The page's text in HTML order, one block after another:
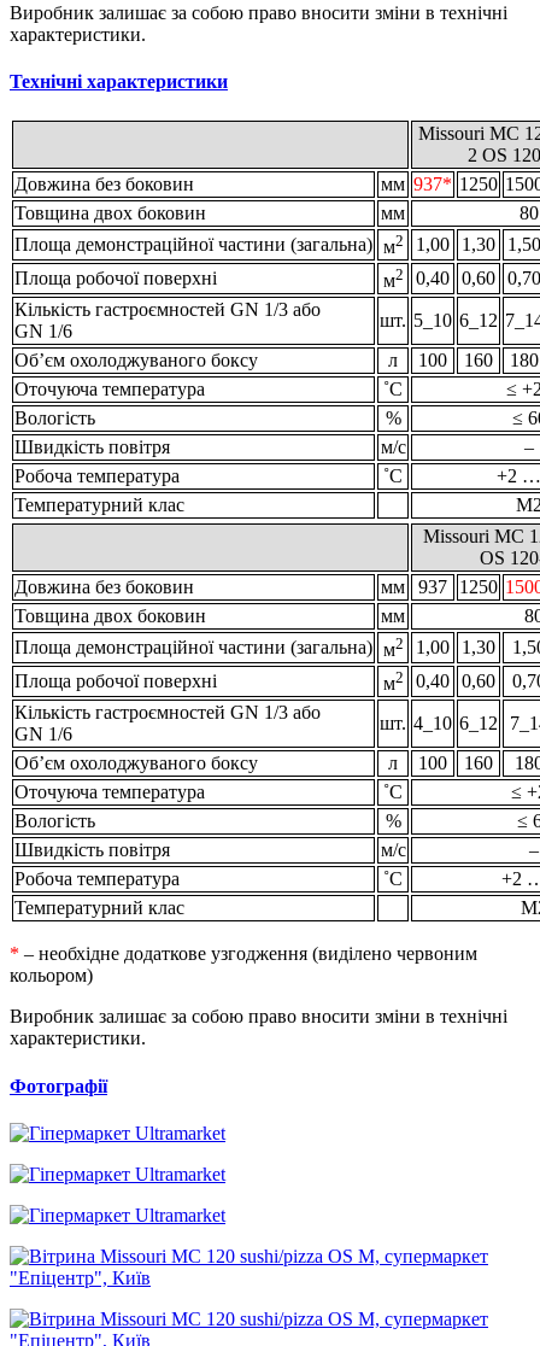
Виробник залишає за собою право вносити зміни в технічні
характеристики.
Технічні характеристики
Missouri MC
2 OS
Довжина без боковин
мм 937* 1250
Товщина двох боковин
мм
80
Площа демонстраційної частини (загальна) м2 1,00 1,30
1,50
Площа робочої поверхні
м2 0,40 0,60 0,70
Кількість гастроємностей GN 1/3 або
GN 1/6
шт. 5_10 6_12
Об’єм охолоджуваного боксу
л 100 160
180
Оточуюча температура
˚С
≤
Вологість
%
≤
Швидкість повітря
м/с
–
Робоча температура
˚С
+2
Температурний клас
Missouri MC
OS
Довжина без боковин
мм 937 1250
Товщина двох боковин
мм
Площа демонстраційної частини (загальна) м2 1,00 1,30
Площа робочої поверхні
м2 0,40 0,60
Кількість гастроємностей GN 1/3 або
GN 1/6
шт. 4_10 6_12
Об’єм охолоджуваного боксу
л 100 160
Оточуюча температура
˚С
≤
Вологість
%
≤
Швидкість повітря
м/с
–
Робоча температура
˚С
+2
Температурний клас
* – необхідне додаткове узгодження (виділено червоним
кольором)
Виробник залишає за собою право вносити зміни в технічні
характеристики.
Фотографії